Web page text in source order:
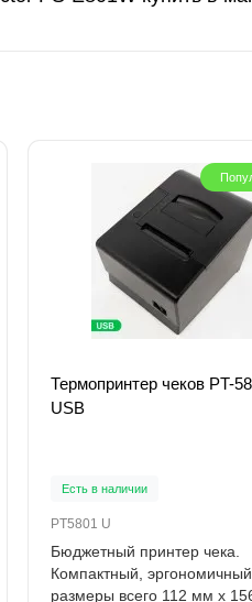
Термопринтер чеков PT-
USB
Есть в наличии
PT5801 U
Бюджетный принтер чека.
Компактный,
размеры всего 112 мм x